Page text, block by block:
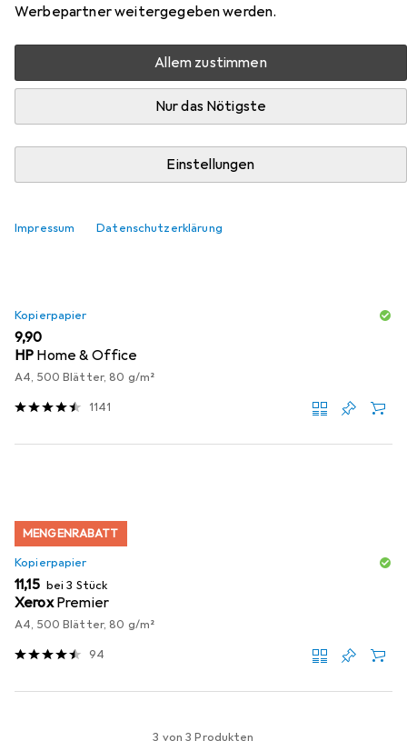
Werbepartner weitergegeben werden.
Allem zustimmen
Nur das Nötigste
Einstellungen
Impressum Datenschutzerklärung
Produktliste
Kopierpapier
457
Kopierpapier
EUR
9,90
HP Home & Office
A4, 500 Blätter, 80 g/m²
1141
MENGENRABATT
Kopierpapier
EUR
11,15 bei 3 Stück
Xerox Premier
A4, 500 Blätter, 80 g/m²
94
3 von 3 Produkten